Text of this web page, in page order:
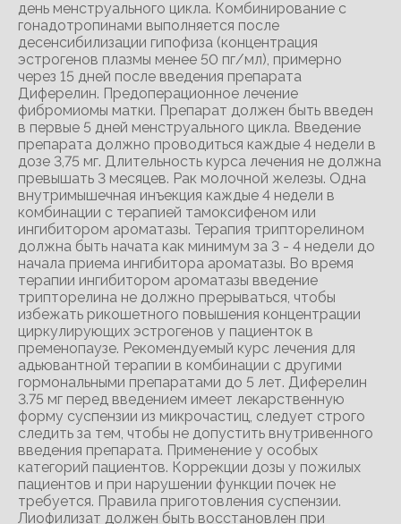
день менструального цикла. Комбинирование с
гонадотропинами выполняется после
десенсибилизации гипофиза (концентрация
эстрогенов плазмы менее 50 пг/мл), примерно
через 15 дней после введения препарата
Диферелин. Предоперационное лечение
фибромиомы матки. Препарат должен быть введен
в первые 5 дней менструального цикла. Введение
препарата должно проводиться каждые 4 недели в
дозе 3,75 мг. Длительность курса лечения не должна
превышать 3 месяцев. Рак молочной железы. Одна
внутримышечная инъекция каждые 4 недели в
комбинации с терапией тамоксифеном или
ингибитором ароматазы. Терапия трипторелином
должна быть начата как минимум за 3 - 4 недели до
начала приема ингибитора ароматазы. Во время
терапии ингибитором ароматазы введение
трипторелина не должно прерываться, чтобы
избежать рикошетного повышения концентрации
циркулирующих эстрогенов у пациенток в
пременопаузе. Рекомендуемый курс лечения для
адьювантной терапии в комбинации с другими
гормональными препаратами до 5 лет. Диферелин
3.75 мг перед введением имеет лекарственную
форму суспензии из микрочастиц, следует строго
следить за тем, чтобы не допустить внутривенного
введения препарата. Применение у особых
категорий пациентов. Коррекции дозы у пожилых
пациентов и при нарушении функции почек не
требуется. Правила приготовления суспензии.
Лиофилизат должен быть восстановлен при